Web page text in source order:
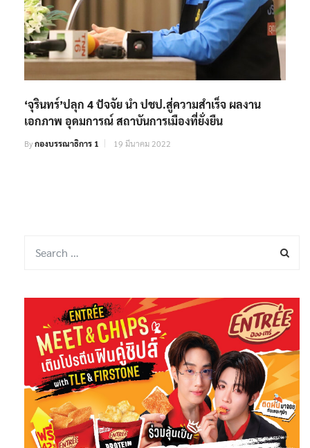
‘จุรินทร์’ปลุก 4 ปัจจัย นำ ปชป.สู่ความสำเร็จ ผลงาน
เอกภาพ อุดมการณ์ สถาบันการเมืองที่ยั่งยืน
Byกองบรรณาธิการ 1 19 มีนาคม 2022